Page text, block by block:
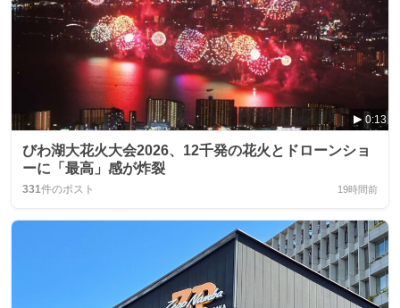
0:13
びわ湖大花火大会2026、12千発の花火とドローンショ
ーに「最高」感が炸裂
331件のポスト 19時間前